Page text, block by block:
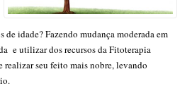
de idade? Fazendo mudança moderada em
e utilizar dos recursos da Fitoterapia
realizar seu feito mais nobre, levando